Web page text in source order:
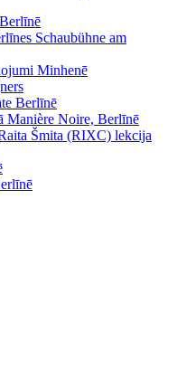
Schaubühne am
Minhenē
Berlīnē
Manière Noire, Berlīnē
Šmita (RIXC) lekcija